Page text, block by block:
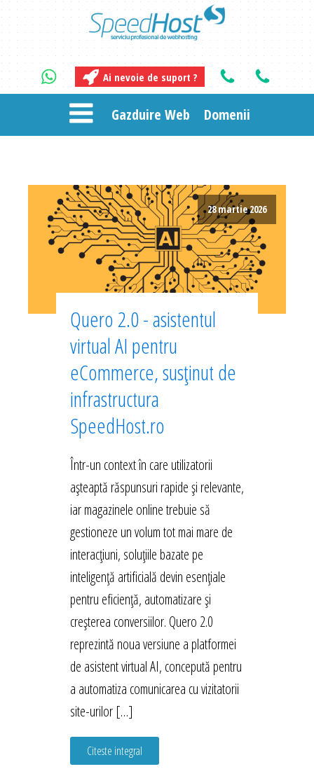
Ai nevoie de suport ?
Gazduire Web Domenii
28 martie 2026
Quero 2.0 - asistentul
virtual AI pentru
eCommerce, susținut de
infrastructura
SpeedHost.ro
Într-un context în care utilizatorii
așteaptă răspunsuri rapide și relevante,
iar magazinele online trebuie să
gestioneze un volum tot mai mare de
interacțiuni, soluțiile bazate pe
inteligență artificială devin esențiale
pentru eficiență, automatizare și
creșterea conversiilor. Quero 2.0
reprezintă noua versiune a platformei
de asistent virtual AI, concepută pentru
a automatiza comunicarea cu vizitatorii
site-urilor […]
Citeste integral